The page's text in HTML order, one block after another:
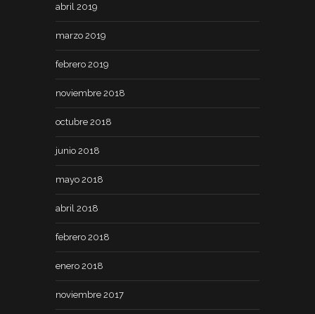
abril 2019
marzo 2019
febrero 2019
noviembre 2018
octubre 2018
junio 2018
mayo 2018
abril 2018
febrero 2018
enero 2018
noviembre 2017